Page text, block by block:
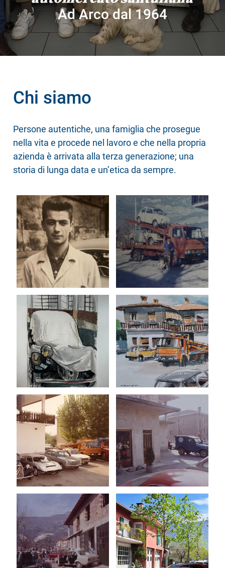
Ad Arco dal 1964
Chi siamo
Persone autentiche, una famiglia che prosegue
nella vita e procede nel lavoro e che nella propria
azienda è arrivata alla terza generazione; una
storia di lunga data e un’etica da sempre.